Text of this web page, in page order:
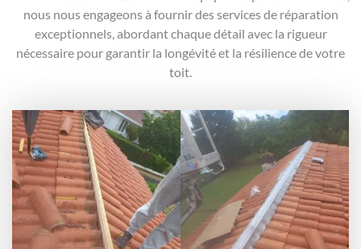
nous nous engageons à fournir des services de réparation
exceptionnels, abordant chaque détail avec la rigueur
nécessaire pour garantir la longévité et la résilience de votre
toit.